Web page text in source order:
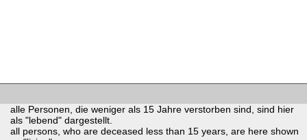
alle Personen, die weniger als 15 Jahre verstorben sind, sind hier
als "lebend" dargestellt.
all persons, who are deceased less than 15 years, are here shown